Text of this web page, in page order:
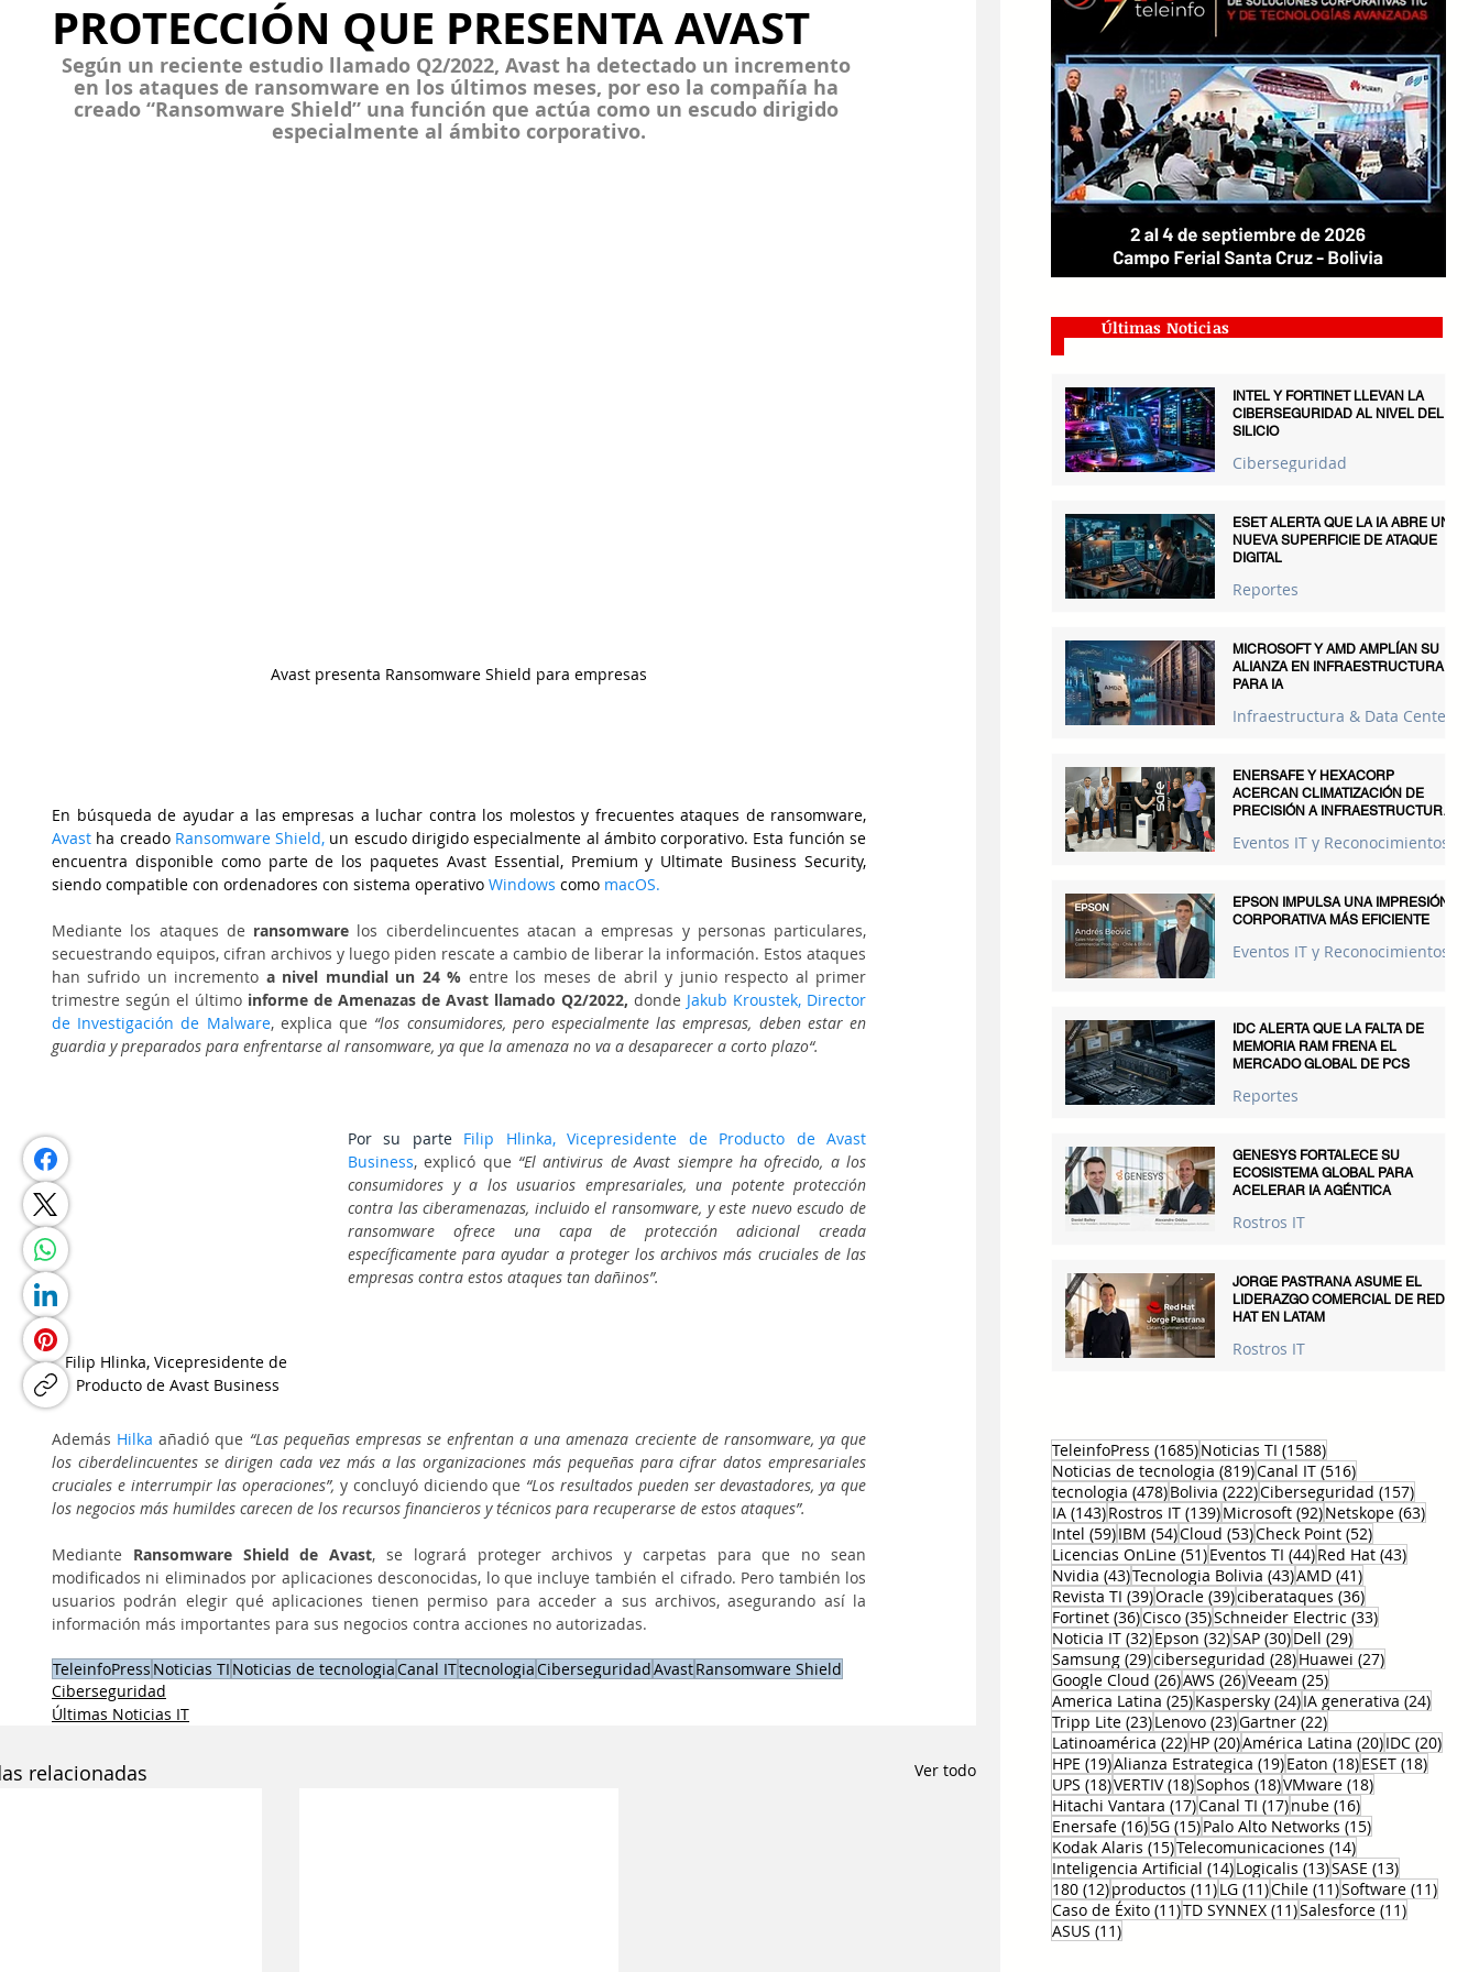
PROTECCIÓN QUE PRESENTA AVAST
Según un reciente estudio llamado Q2/2022, Avast ha detectado un incremento
en los ataques de ransomware en los últimos meses, por eso la compañía ha
creado “Ransomware Shield” una función que actúa como un escudo dirigido
especialmente al ámbito corporativo.
Avast presenta Ransomware Shield para empresas
Avast ha creado Ransomware Shield, un escudo dirigido especialmente al ámbito corporativo. Esta función se
encuentra disponible como parte de los paquetes Avast Essential, Premium y Ultimate Business Security,
siendo compatible con ordenadores con sistema operativo Windows como macOS.
Mediante los ataques de ransomware los ciberdelincuentes atacan a empresas y personas particulares,
secuestrando equipos, cifran archivos y luego piden rescate a cambio de liberar la información. Estos ataques
han sufrido un incremento a nivel mundial un 24 % entre los meses de abril y junio respecto al primer
trimestre según el último informe de Amenazas de Avast llamado Q2/2022, donde Jakub Kroustek, Director
de Investigación de Malware, explica que “los consumidores, pero especialmente las empresas, deben estar en
guardia y preparados para enfrentarse al ransomware, ya que la amenaza no va a desaparecer a corto plazo“.
Filip Hlinka, Vicepresidente de
Producto de Avast Business
Por su parte Filip Hlinka, Vicepresidente de Producto de Avast
Business, explicó que “El antivirus de Avast siempre ha ofrecido, a los
consumidores y a los usuarios empresariales, una potente protección
contra las ciberamenazas, incluido el ransomware, y este nuevo escudo de
ransomware ofrece una capa de protección adicional creada
específicamente para ayudar a proteger los archivos más cruciales de las
empresas contra estos ataques tan dañinos”.
Además Hilka añadió que “Las pequeñas empresas se enfrentan a una amenaza creciente de ransomware, ya que
los ciberdelincuentes se dirigen cada vez más a las organizaciones más pequeñas para cifrar datos empresariales
cruciales e interrumpir las operaciones”, y concluyó diciendo que “Los resultados pueden ser devastadores, ya que
los negocios más humildes carecen de los recursos financieros y técnicos para recuperarse de estos ataques”.
Mediante Ransomware Shield de Avast, se logrará proteger archivos y carpetas para que no sean
modificados ni eliminados por aplicaciones desconocidas, lo que incluye también el cifrado. Pero también los
usuarios podrán elegir qué aplicaciones tienen permiso para acceder a sus archivos, asegurando así la
información más importantes para sus negocios contra acciones no autorizadas.
TeleinfoPress Noticias TI Noticias de tecnologiaCanal ITtecnologiaCiberseguridadAvastRansomware Shield
Ciberseguridad
Últimas Noticias IT
relacionadas Ver todo
Últimas Noticias
INTEL Y FORTINET LLEVAN LA
CIBERSEGURIDAD AL NIVEL DEL
SILICIO
Ciberseguridad
ESET ALERTA QUE LA IA ABRE UNA
NUEVA SUPERFICIE DE ATAQUE
DIGITAL
Reportes
MICROSOFT Y AMD AMPLÍAN SU
ALIANZA EN INFRAESTRUCTURA
PARA IA
Infraestructura & Data Centers
ENERSAFE Y HEXACORP
ACERCAN CLIMATIZACIÓN DE
PRECISIÓN A INFRAESTRUCTURAS
Eventos IT y Reconocimientos
EPSON IMPULSA UNA IMPRESIÓN
CORPORATIVA MÁS EFICIENTE
Eventos IT y Reconocimientos
IDC ALERTA QUE LA FALTA DE
MEMORIA RAM FRENA EL
MERCADO GLOBAL DE PCS
Reportes
GENESYS FORTALECE SU
ECOSISTEMA GLOBAL PARA
ACELERAR IA AGÉNTICA
Rostros IT
JORGE PASTRANA ASUME EL
LIDERAZGO COMERCIAL DE RED
HAT EN LATAM
Rostros IT
TeleinfoPress (1685)1685 entradas
Noticias TI (1588)1588 entradas
Noticias de tecnologia (819)819 entradas
Canal IT (516)516 entradas
tecnologia (478)478 entradas
Bolivia (222)222 entradas
Ciberseguridad (157)157
IA (143)143 entradas
Rostros IT (139)139 entradas
Microsoft (92)92 entradas
Netskope (63)63
Intel (59)59 entradas
IBM (54)54 entradas
Cloud (53)53 entradas
Check Point (52)52 entradas
Licencias OnLine (51)51 entradas
Eventos TI (44)44 entradas
Red Hat (43)43
Nvidia (43)43 entradas
Tecnologia Bolivia (43)43 entradas
AMD (41)41 entradas
Revista TI (39)39 entradas
Oracle (39)39 entradas
ciberataques (36)36 entradas
Fortinet (36)36 entradas
Cisco (35)35 entradas
Schneider Electric (33)33 entradas
Noticia IT (32)32 entradas
Epson (32)32 entradas
SAP (30)30 entradas
Dell (29)29 entradas
Samsung (29)29 entradas
ciberseguridad (28)28 entradas
Huawei (27)27 entradas
Google Cloud (26)26 entradas
AWS (26)26 entradas
Veeam (25)25 entradas
America Latina (25)25 entradas
Kaspersky (24)24 entradas
IA generativa (24)24
Tripp Lite (23)23 entradas
Lenovo (23)23 entradas
Gartner (22)22 entradas
Latinoamérica (22)22 entradas
HP (20)20 entradas
América Latina (20)20 entradas
IDC (20)20
HPE (19)19 entradas
Alianza Estrategica (19)19 entradas
Eaton (18)18 entradas
ESET (18)18
UPS (18)18 entradas
VERTIV (18)18 entradas
Sophos (18)18 entradas
VMware (18)18 entradas
Hitachi Vantara (17)17 entradas
Canal TI (17)17 entradas
nube (16)16 entradas
Enersafe (16)16 entradas
5G (15)15 entradas
Palo Alto Networks (15)15 entradas
Kodak Alaris (15)15 entradas
Telecomunicaciones (14)14 entradas
Inteligencia Artificial (14)14 entradas
Logicalis (13)13 entradas
SASE (13)13
180 (12)12 entradas
productos (11)11 entradas
LG (11)11 entradas
Chile (11)11 entradas
Software (11)11
Caso de Éxito (11)11 entradas
TD SYNNEX (11)11 entradas
Salesforce (11)11
ASUS (11)11 entradas